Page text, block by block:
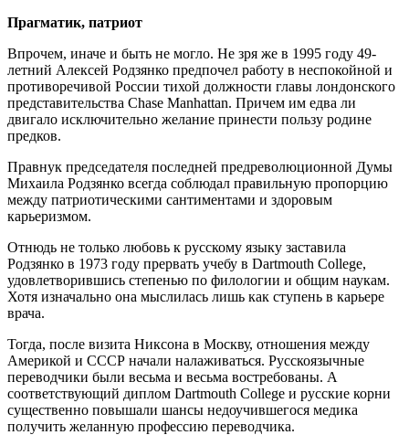
Прагматик, патриот
Впрочем, иначе и быть не могло. Не зря же в 1995 году 49-
летний Алексей Родзянко предпочел работу в неспокойной и
противоречивой России тихой должности главы лондонского
представительства Chase Manhattan. Причем им едва ли
двигало исключительно желание принести пользу родине
предков.
Правнук председателя последней предреволюционной Думы
Михаила Родзянко всегда соблюдал правильную пропорцию
между патриотическими сантиментами и здоровым
карьеризмом.
Отнюдь не только любовь к русскому языку заставила
Родзянко в 1973 году прервать учебу в Dartmouth College,
удовлетворившись степенью по филологии и общим наукам.
Хотя изначально она мыслилась лишь как ступень в карьере
врача.
Тогда, после визита Никсона в Москву, отношения между
Америкой и СССР начали налаживаться. Русскоязычные
переводчики были весьма и весьма востребованы. А
соответствующий диплом Dartmouth College и русские корни
существенно повышали шансы недоучившегося медика
получить желанную профессию переводчика.